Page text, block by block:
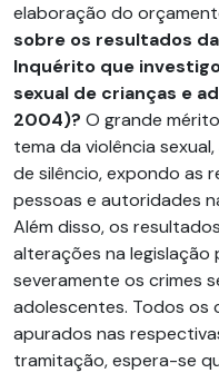
elaboração do
sobre os resultados
Inquérito que
sexual de crianças e
2004)? O grande
tema da violência
de silêncio, expondo as
pessoas e autoridades
Além disso, os
alterações na legislação
severamente os crimes
adolescentes. Todos os
apurados nas
tramitação, espera-se